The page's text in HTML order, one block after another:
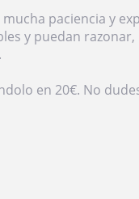
paciencia y
y puedan razonar,
en 20€. No